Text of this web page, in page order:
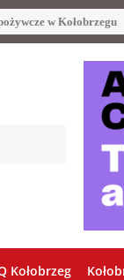
w Kołobrzegu
Kołobrzeg